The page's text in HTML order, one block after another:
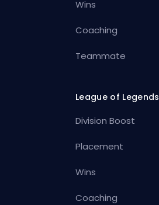
Wins
Coaching
Teammate
League of Legends
Division Boost
Placement
Wins
Coaching